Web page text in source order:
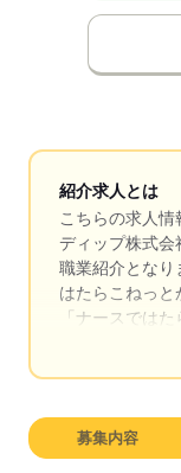
紹介求人とは
こちらの求人情
ディップ株式会
職業紹介となり
はたらこねっと
「ナースでは
求職中の看護師
キャリアアド
募集内容